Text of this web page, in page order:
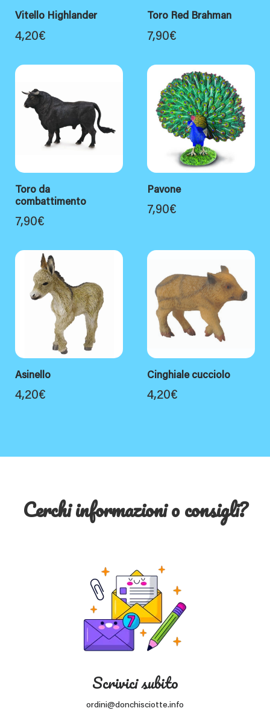
Vitello Highlander
4,20€
Toro Red Brahman
7,90€
Toro da
combattimento
7,90€
Pavone
7,90€
Asinello
4,20€
Cinghiale cucciolo
4,20€
Cerchi informazioni o consigli?
Scrivici subito
ordini@donchisciotte.info